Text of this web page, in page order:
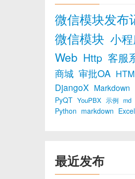
微信模块发布
微信模块 小
Web Http 客服
商城 审批OA
DjangoX Markdown
PyQT YouPBX 示例 md
Python markdown Excel
最近发布